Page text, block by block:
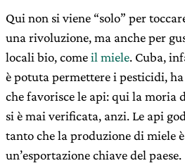
Qui non si viene “solo” per
una rivoluzione, ma anche per
locali bio, comeil miele. Cuba,
è potuta permettere i pesticidi,
che favorisce le api: qui la moria
si è mai verificata, anzi. Le api
tanto che la produzione di miele
un’esportazione chiave del paese.